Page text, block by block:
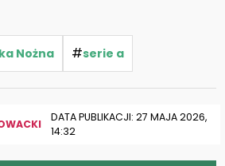
Nożna #serie a
DATA PUBLIKACJI: 27 MAJA 2026,
14:32